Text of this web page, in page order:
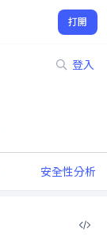
打開
登入
安全性分析